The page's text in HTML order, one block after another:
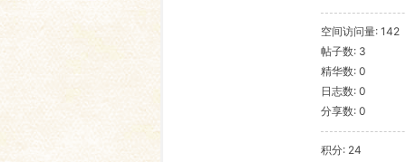
语
空间访问量: 142
帖子数: 3
精华数: 0
日志数: 0
分享数: 0
积分: 24